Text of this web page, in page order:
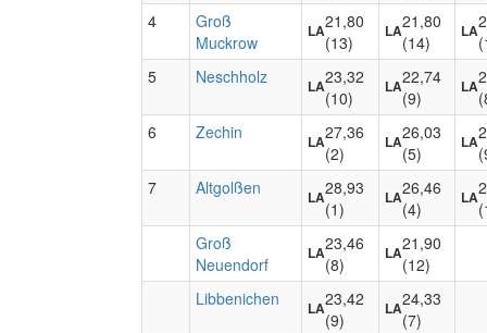
4
Groß
Muckrow
LA21,80
(13)
LA21,80
(14)
LA
5
Neschholz LA23,32
(10)
LA22,74
(9)
LA
6
Zechin LA27,36
(2)
LA26,03
(5)
LA
7
Altgolßen LA28,93
(1)
LA26,46
(4)
LA
Groß
Neuendorf
LA23,46
(8)
LA21,90
(12)
Libbenichen
LA23,42
(9)
LA24,33
(7)